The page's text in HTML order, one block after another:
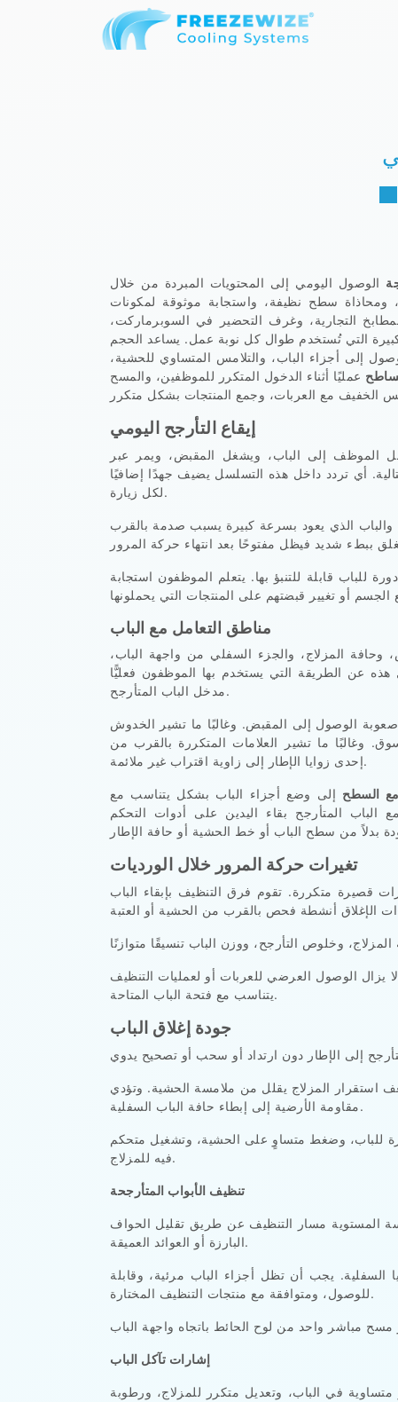
الوصول اليومي إلى المحتويات المبردة من خلال
سطح نظيفة، واستجابة موثوقة لمكونات
التجارية، وغرف التحضير في السوبرماركت،
التي تُستخدم طوال كل نوبة عمل. يساعد الحجم
إلى أجزاء الباب، والتلامس المتساوي للحشية،
عمليًا أثناء الدخول المتكرر للموظفين، والمسح
إيقاع التأرجح اليومي
الموظف إلى الباب، ويشغل المقبض، ويمر عبر
أي تردد داخل هذه التسلسل يضيف جهدًا إضافيًا
لكل زيارة.
والباب الذي يعود بسرعة كبيرة يسبب صدمة بالقرب
للباب قابلة للتنبؤ بها. يتعلم الموظفون استجابة
مناطق التعامل مع الباب
وحافة المزلاج، والجزء السفلي من واجهة الباب،
عن الطريقة التي يستخدم بها الموظفون فعليًّا
مدخل الباب المتأرجح.
الوصول إلى المقبض. وغالبًا ما تشير الخدوش
وغالبًا ما تشير العلامات المتكررة بالقرب من
إحدى زوايا الإطار إلى زاوية اقتراب غير ملائمة.
مع السطح إلى وضع أجزاء الباب بشكل يتناسب مع
الباب المتأرجح بقاء اليدين على أدوات التحكم
تغيرات حركة المرور خلال الورديات
قصيرة متكررة. تقوم فرق التنظيف بإبقاء الباب
يزال الوصول العرضي للعربات أو لعمليات التنظيف
يتناسب مع فتحة الباب المتاحة.
جودة إغلاق الباب
استقرار المزلاج يقلل من ملامسة الحشية. وتؤدي
مقاومة الأرضية إلى إبطاء حافة الباب السفلية.
للباب، وضغط متساوٍ على الحشية، وتشغيل متحكم
فيه للمزلاج.
تنظيف الأبواب المتأرجحة
المستوية مسار التنظيف عن طريق تقليل الحواف
البارزة أو العوائد العميقة.
السفلية. يجب أن تظل أجزاء الباب مرئية، وقابلة
للوصول، ومتوافقة مع منتجات التنظيف المختارة.
إشارات تآكل الباب
في الباب، وتعديل متكرر للمزلاج، ورطوبة